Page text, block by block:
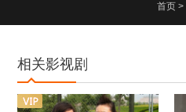
首页 >
相关影视剧